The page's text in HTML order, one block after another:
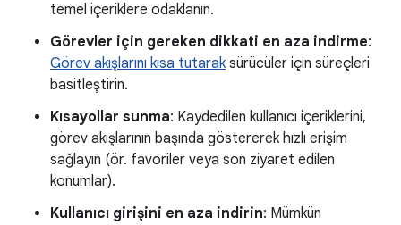
temel içeriklere odaklanın.
Görevler için gereken dikkati en aza indirme:
Görev akışlarını kısa tutaraksürücüler için süreçleri
basitleştirin.
Kısayollar sunma: Kaydedilen kullanıcı içeriklerini,
görev akışlarının başında göstererek hızlı erişim
sağlayın (ör. favoriler veya son ziyaret edilen
konumlar).
Kullanıcı girişini en aza indirin: Mümkün